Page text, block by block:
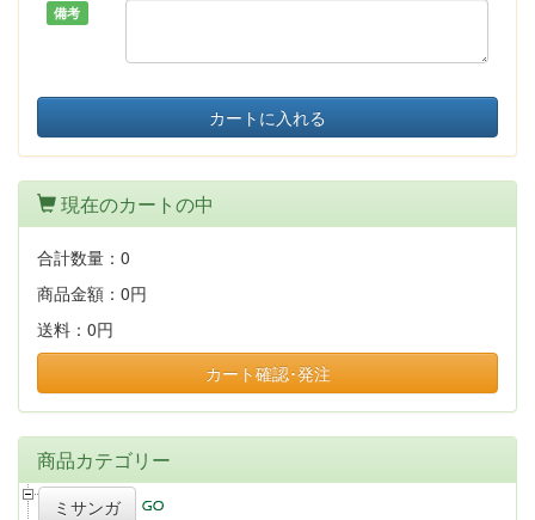
備考
カートに入れる
現在のカートの中
合計数量： 0
商品金額： 0円
送料： 0円
カート確認･発注
商品カテゴリー
ミサンガ